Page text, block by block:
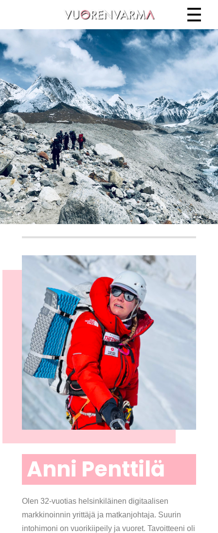
Vuorenvarma
Anni Penttilä
Olen 32-vuotias helsinkiläinen digitaalisen
markkinoinnin yrittäjä ja matkanjohtaja. Suurin
intohimoni on vuorikiipeily ja vuoret. Tavoitteeni oli